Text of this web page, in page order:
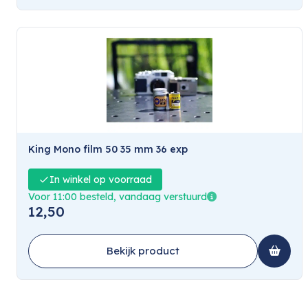
King Mono film 50 35 mm 36 exp
In winkel op voorraad
Voor 11:00 besteld, vandaag verstuurd
12,50
Bekijk product